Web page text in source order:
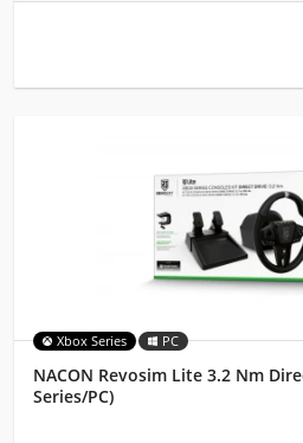
Xbox Series PC
NACON Revosim Lite 3.2 Nm
Series/PC)